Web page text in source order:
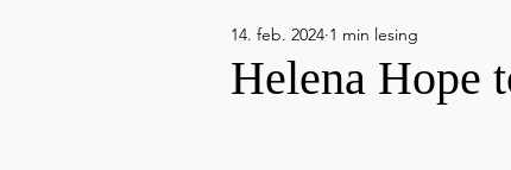
Hålandsvannet halvmaraton og 7km 20
Helena Hope
14. feb. 2024 1 min lesing